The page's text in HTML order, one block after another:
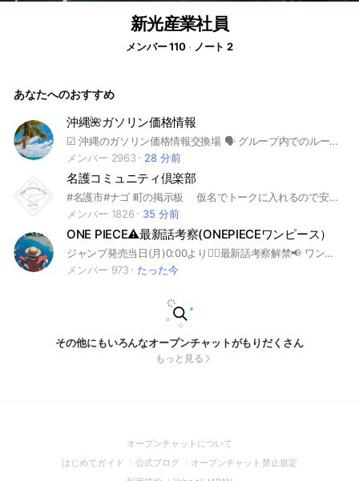
新光産業社員
メンバー 110 ノート 2
あなたへのおすすめ
沖縄🌺ガソリン価格情報
︎︎︎︎☑︎ 沖縄のガソリン価格情報交換場 🗣 グループ内でのルール ︎︎︎︎☑︎ 情報以外の雑談禁止。 ︎︎︎︎☑︎ 有難うなどの返事禁止(余計な通知を減らすため)
メンバー 2963
28 分前
名護コミュニティ倶楽部
#名護市#ナゴ 町の掲示板 仮名でトークに入れるので安心！ トーク者同士で 友達追加は出来ないので 安心！ 🔻書き込み例🔻 ◯◯の野菜🍅安かったよ！ ◯◯の洋服👕SALEしてたよ！ ◯◯のランチ良かったよ！ こんなプロジェクトやってるよ！ など良い事だけを皆で共有しましょ♫ 名刺作りたいんだけどどこか知ってますか? など、気軽に尋ねるのも良いですね♪ 日々の暮らしを皆でお得に❗️ ナゴ街の良い情報を広げよう❗️ ルール ・悪口NG ・人物を特定するような発言もNG ※場合により管理者が強制退会させます。
メンバー 1826
35 分前
ONE PIECE⚠️最新話考察(ONEPIECEワンピース）
ジャンプ発売当日(月)0:00より🏴‍☠️最新話考察解禁📢 ワンピース知識王決定戦※不定期開催⭐︎知識王、クイズ好き集まれ〜🏆ワンピースクイズランキング有り☑️ ☠️ONE PIECE☠️(ワンピース)について話そう‼️ 【TVアニメ『ワンピース』放送開始から25年目に突入！】 公式ちょい見せ【金曜日解禁】 ONE PIECE関連の最新情報もお届け致します⭐️最新情報盛りだくさん✨ 歴史的瞬間を皆んなで祝おう❗️❗️ ONEPIECEがいち早く知りたい人集まれ〜‼️‼️ ライブトークも定期開催してます‼️‼️聴き専🙆配信側で話したいも🙆 ワンピース繋がりの雑談もオッケー❗️ROM専有り、フィギュア自慢有り、別館有り。 〜〜〜〜〜〜〜〜〜〜〜〜〜〜〜 #アニメ#参加自由#漫画好き#雑談#フィギュア#劇場版#映画#趣味 #ワンピース#週刊少年ジャンプ#アニメ#映画#ロードショー#漫画#マンガ#参加自由#漫画好き#雑談#フィギュア#劇場版#趣味#集英社#東映アニメーション#東アニ #ONEPIECE FILM RED#ワンピースフィルムレッド#ONEPIECE#実写版#実写#Netflix
メンバー 973
たった今
その他にもいろんなオープンチャットがもりだくさん
もっと見る
オープンチャットについて
in
はじめてガイド
(Open
in
公式ブログ
(Open
in
オープンチャット禁止規定(Open